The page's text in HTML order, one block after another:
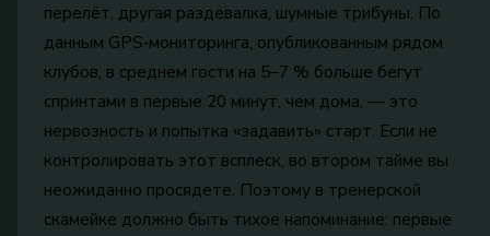
перелёт, другая раздевалка, шумные трибуны. По
данным GPS‑мониторинга, опубликованным рядом
клубов, в среднем гости на 5–7 % больше бегут
спринтами в первые 20 минут, чем дома, — это
нервозность и попытка «задавить» старт. Если не
контролировать этот всплеск, во втором тайме вы
неожиданно просядете. Поэтому в тренерской
скамейке должно быть тихое напоминание: первые